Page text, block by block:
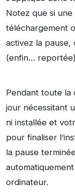
Notez que si
téléchargement
activez la
(enfin…
Pendant toute la
jour nécessitant
ni installée et
pour finaliser
la pause
ordinateur.